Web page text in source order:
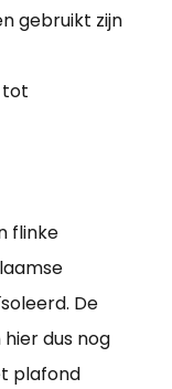
gebruikt zijn
tot
flinke
De
dus nog
plafond